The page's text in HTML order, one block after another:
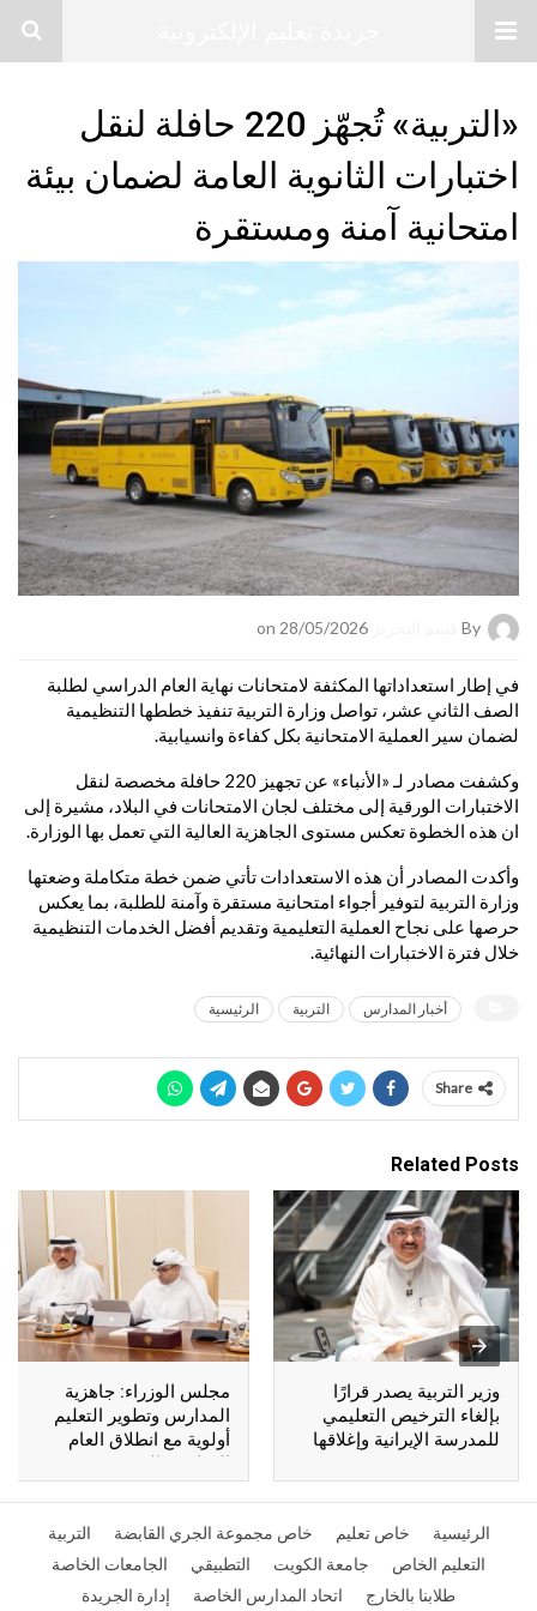
«التربية» تُجهّز 220 حافلة لنقل
اختبارات الثانوية العامة لضمان بيئة
امتحانية آمنة ومستقرة
By
في إطار استعداداتها المكثفة لامتحانات نهاية العام الدراسي لطلبة
الصف الثاني عشر، تواصل وزارة التربية تنفيذ خططها التنظيمية
لضمان سير العملية الامتحانية بكل كفاءة وانسيابية.
وكشفت مصادر لـ «الأنباء» عن تجهيز 220 حافلة مخصصة لنقل
الاختبارات الورقية إلى مختلف لجان الامتحانات في البلاد، مشيرة إلى
ان هذه الخطوة تعكس مستوى الجاهزية العالية التي تعمل بها الوزارة.
وأكدت المصادر أن هذه الاستعدادات تأتي ضمن خطة متكاملة وضعتها
وزارة التربية لتوفير أجواء امتحانية مستقرة وآمنة للطلبة، بما يعكس
حرصها على نجاح العملية التعليمية وتقديم أفضل الخدمات التنظيمية
خلال فترة الاختبارات النهائية.
أخبار المدارس التربية الرئيسية
Share
Related Posts
وزير التربية يصدر قرارًا
بإلغاء الترخيص التعليمي
للمدرسة الإيرانية وإغلاقها
مجلس الوزراء: جاهزية
المدارس وتطوير التعليم
أولوية مع انطلاق العام
الدراسي الجديد
الرئيسية خاص تعليم خاص مجموعة الجري القابضة
التربية
التعليم الخاص
جامعة الكويت التطبيقي
الجامعات الخاصة
طلابنا بالخارج
اتحاد المدارس الخاصة إدارة الجريدة